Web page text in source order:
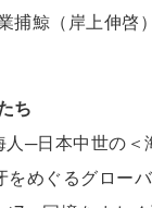
捕鯨（岸上伸啓
ち
─日本中世の
をめぐるグロー